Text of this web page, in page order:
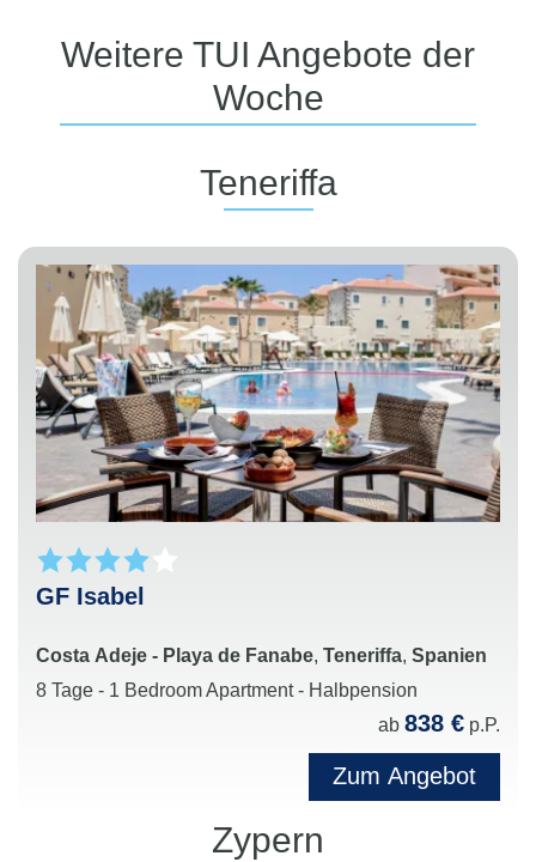
:u
g
Weitere TUI Angebote der
Woche
Teneriffa
GF Isabel
Costa Adeje - Playa de Fanabe, Teneriffa, Spanien
8 Tage - 1 Bedroom Apartment - Halbpension
ab 838 € p.P.
Zum Angebot
Zypern